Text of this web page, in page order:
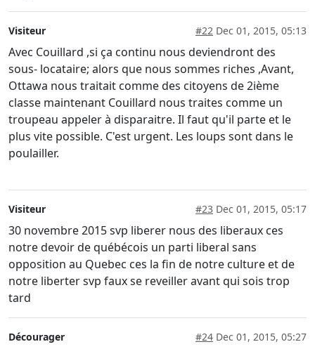
Visiteur #22 Dec 01, 2015, 05:13
Avec Couillard ,si ça continu nous deviendront des
sous- locataire; alors que nous sommes riches ,Avant,
Ottawa nous traitait comme des citoyens de 2ième
classe maintenant Couillard nous traites comme un
troupeau appeler à disparaitre. Il faut qu'il parte et le
plus vite possible. C'est urgent. Les loups sont dans le
poulailler.
Visiteur #23 Dec 01, 2015, 05:17
30 novembre 2015 svp liberer nous des liberaux ces
notre devoir de québécois un parti liberal sans
opposition au Quebec ces la fin de notre culture et de
notre liberter svp faux se reveiller avant qui sois trop
tard
Décourager #24 Dec 01, 2015, 05:27